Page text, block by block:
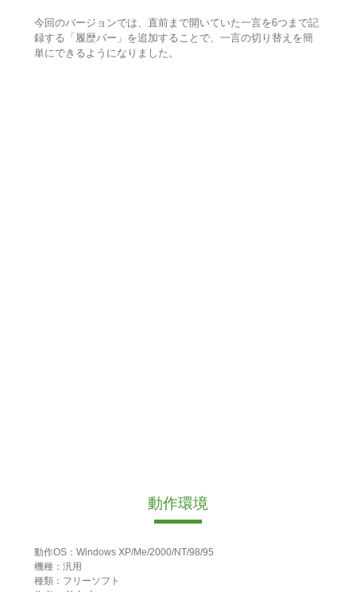
今回のバージョンでは、直前まで開いていた一言を6つまで記
録する「履歴バー」を追加することで、一言の切り替えを簡
単にできるようになりました。
動作環境
動作OS：Windows XP/Me/2000/NT/98/95
機種：汎用
種類：フリーソフト